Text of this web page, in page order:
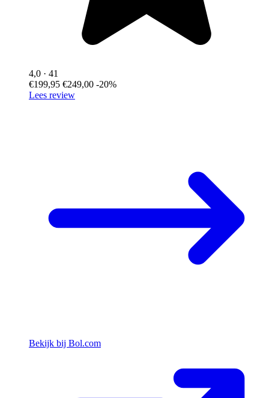
4,0 · 41
€199,95 €249,00 -20%
Lees review
Bekijk bij Bol.com